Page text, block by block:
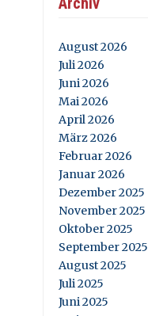
August 2026
Juli 2026
Juni 2026
Mai 2026
April 2026
März 2026
Februar 2026
Januar 2026
Dezember 2025
November 2025
Oktober 2025
September 2025
August 2025
Juli 2025
Juni 2025